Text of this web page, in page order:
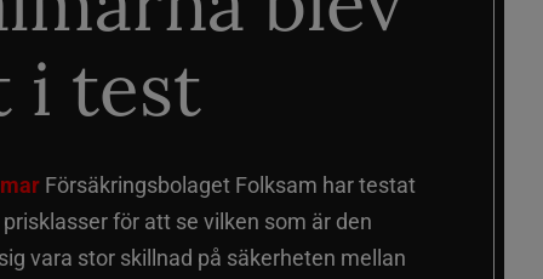
i test
Försäkringsbolaget Folksam har testat
för att se vilken som är den
vara stor skillnad på säkerheten mellan